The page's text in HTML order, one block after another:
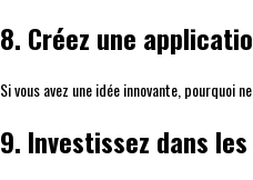
8. Créez une
Si vous avez une idée innovante, pourquoi
9. Investissez dans